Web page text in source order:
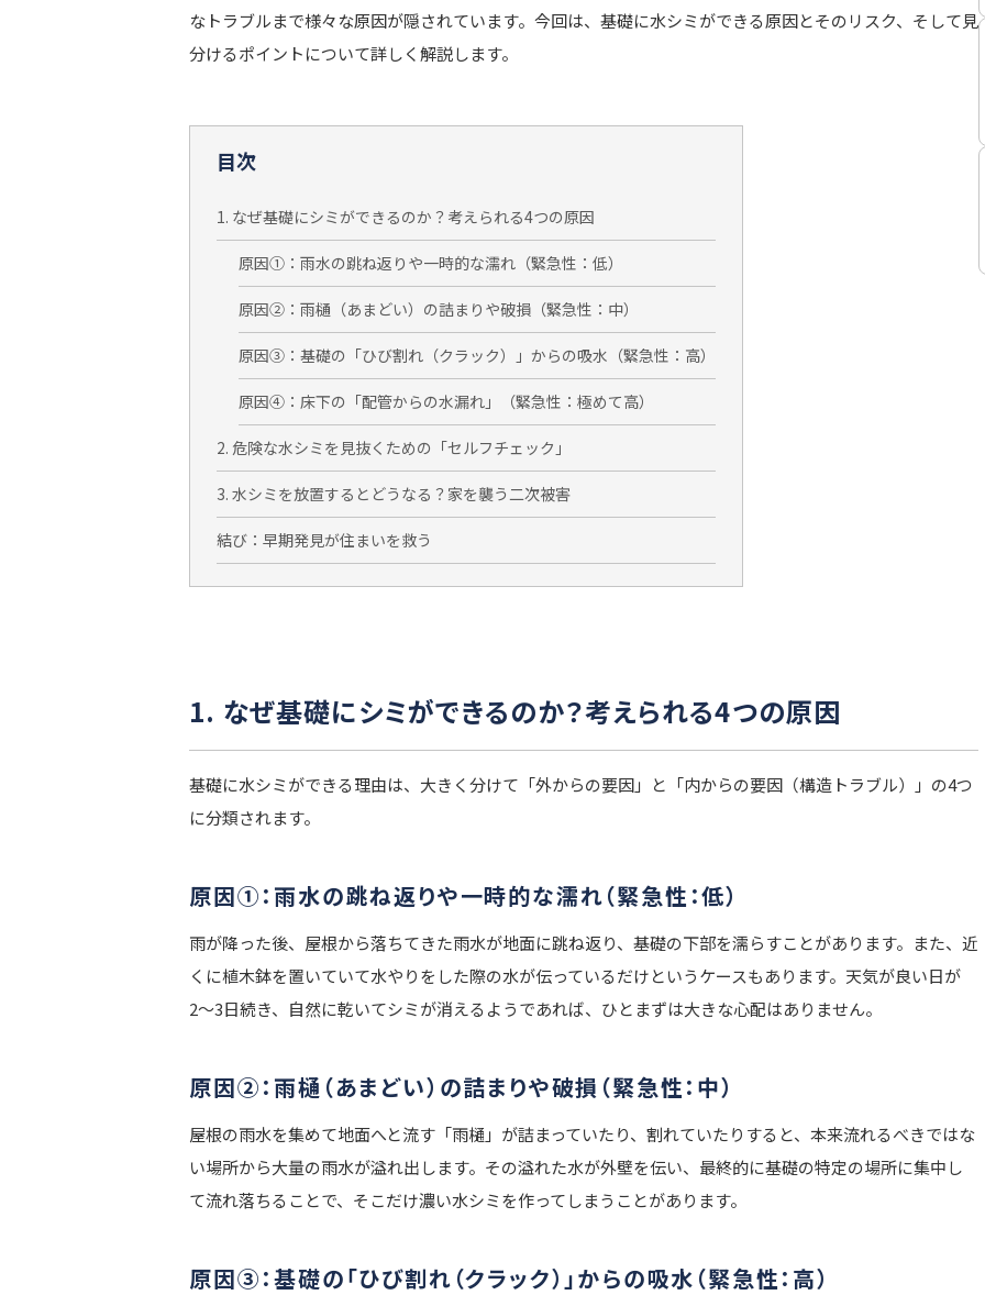
なトラブルまで様々な原因が隠されています。今回は、基礎に水シミができる原因とそのリスク、そして見
分けるポイントについて詳しく解説します。
目次
1. なぜ基礎にシミができるのか？考えられる4つの原因
原因①：雨水の跳ね返りや一時的な濡れ（緊急性：低）
原因②：雨樋（あまどい）の詰まりや破損（緊急性：中）
原因③：基礎の「ひび割れ（クラック）」からの吸水（緊急性：高）
原因④：床下の「配管からの水漏れ」（緊急性：極めて高）
2. 危険な水シミを見抜くための「セルフチェック」
3. 水シミを放置するとどうなる？家を襲う二次被害
結び：早期発見が住まいを救う
1. なぜ基礎にシミができるのか？考えられる4つの原因
基礎に水シミができる理由は、大きく分けて「外からの要因」と「内からの要因（構造トラブル）」の4つ
に分類されます。
原因①：雨水の跳ね返りや一時的な濡れ（緊急性：低）
雨が降った後、屋根から落ちてきた雨水が地面に跳ね返り、基礎の下部を濡らすことがあります。また、近
くに植木鉢を置いていて水やりをした際の水が伝っているだけというケースもあります。天気が良い日が
2〜3日続き、自然に乾いてシミが消えるようであれば、ひとまずは大きな心配はありません。
原因②：雨樋（あまどい）の詰まりや破損（緊急性：中）
屋根の雨水を集めて地面へと流す「雨樋」が詰まっていたり、割れていたりすると、本来流れるべきではな
い場所から大量の雨水が溢れ出します。その溢れた水が外壁を伝い、最終的に基礎の特定の場所に集中し
て流れ落ちることで、そこだけ濃い水シミを作ってしまうことがあります。
原因③：基礎の「ひび割れ（クラック）」からの吸水（緊急性：高）